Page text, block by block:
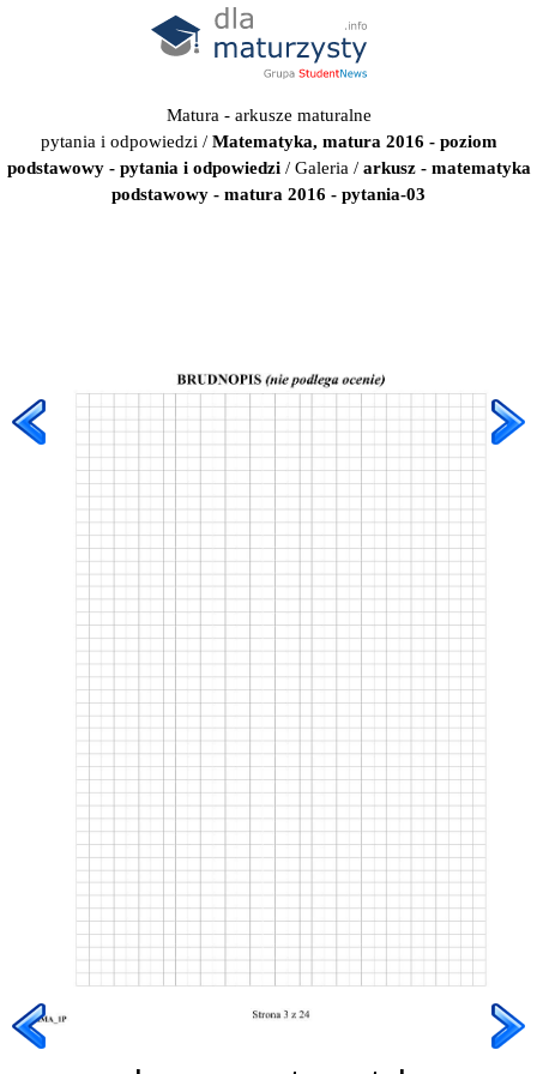
Matura - arkusze maturalne
pytania i odpowiedzi / Matematyka, matura 2016 - poziom
podstawowy - pytania i odpowiedzi/ Galeria / arkusz - matematyka
podstawowy - matura 2016 - pytania-03